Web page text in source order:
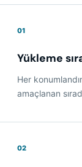
01
Yükleme
Her
amaçlanan
02